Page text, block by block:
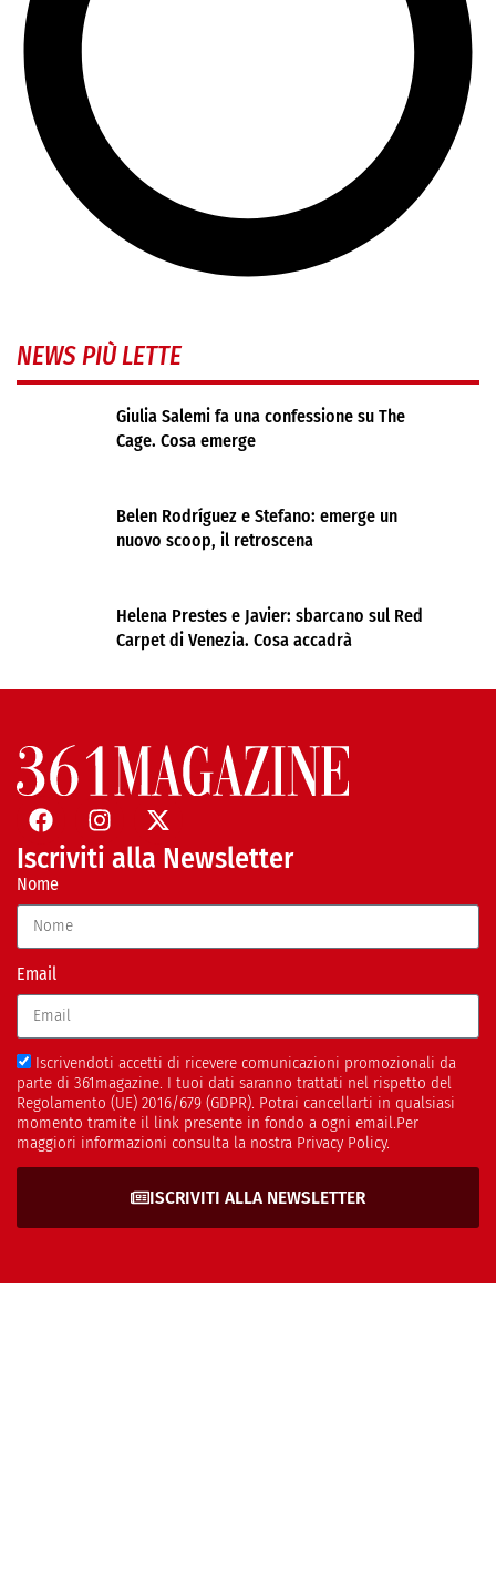
NEWS PIÙ LETTE
Giulia Salemi fa una confessione su The
Cage. Cosa emerge
Belen Rodríguez e Stefano: emerge un
nuovo scoop, il retroscena
Helena Prestes e Javier: sbarcano sul Red
Carpet di Venezia. Cosa accadrà
Iscriviti alla Newsletter
Nome
Email
Iscrivendoti accetti di ricevere comunicazioni promozionali da
parte di 361magazine. I tuoi dati saranno trattati nel rispetto del
Regolamento (UE) 2016/679 (GDPR). Potrai cancellarti in qualsiasi
momento tramite il link presente in fondo a ogni email.Per
maggiori informazioni consulta la nostra Privacy Policy.
ISCRIVITI ALLA NEWSLETTER